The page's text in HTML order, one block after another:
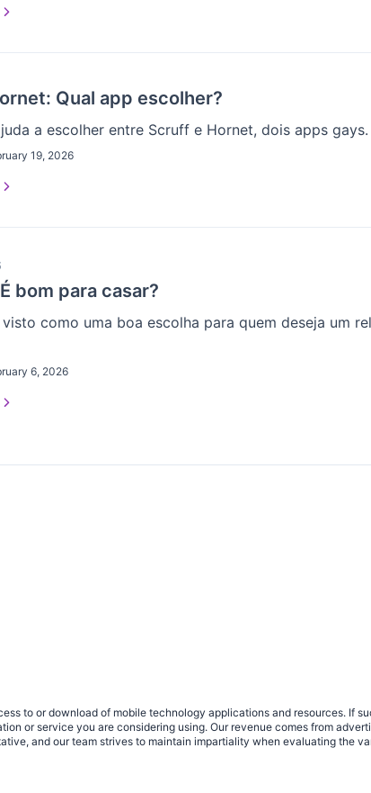
Qual app escolher?
a escolher entre Scruff e Hornet, dois apps
19, 2026
bom para casar?
como uma boa escolha para quem deseja um
6, 2026
to or download of mobile technology applications and resources. If
or service you are considering using. Our revenue comes from
and our team strives to maintain impartiality when evaluating the